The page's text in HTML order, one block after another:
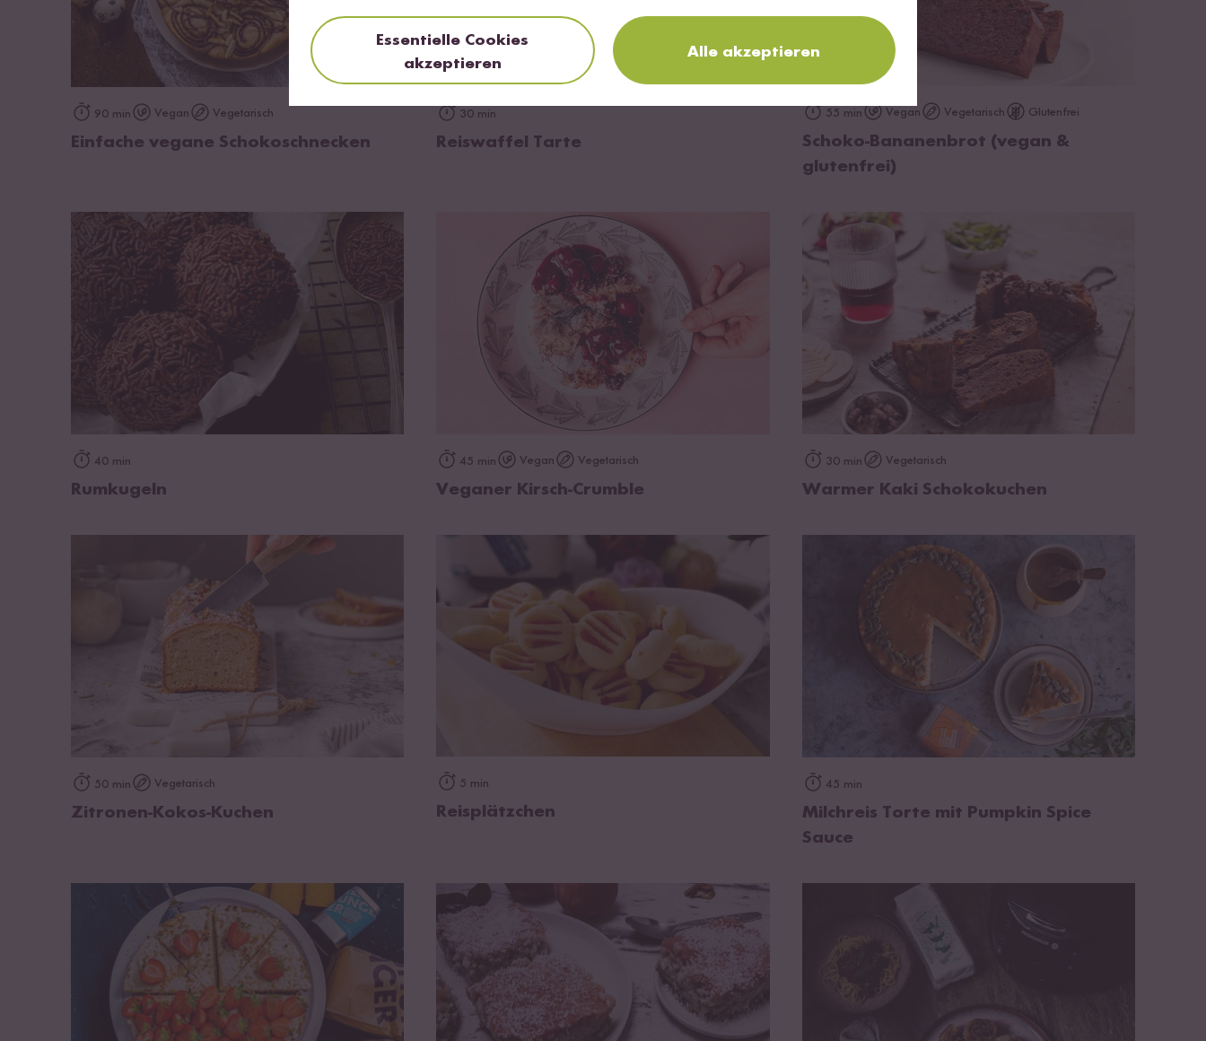
zum Rezept
90 min Vegan Vegetarisch
Einfache vegane Schokoschnecken
zum Rezept
30 min
Reiswaffel Tarte
zum Rezept
55 min Vegan Vegetarisch Glutenfrei
Schoko-Bananenbrot (vegan &
glutenfrei)
40 min
Rumkugeln
45 min Vegan Vegetarisch
Veganer Kirsch-Crumble
30 min Vegetarisch
Warmer Kaki Schokokuchen
50 min Vegetarisch
Zitronen-Kokos-Kuchen
5 min
Reisplätzchen
45 min
Milchreis Torte mit Pumpkin Spice
Sauce
Essentielle Cookies
akzeptieren
Alle akzeptieren